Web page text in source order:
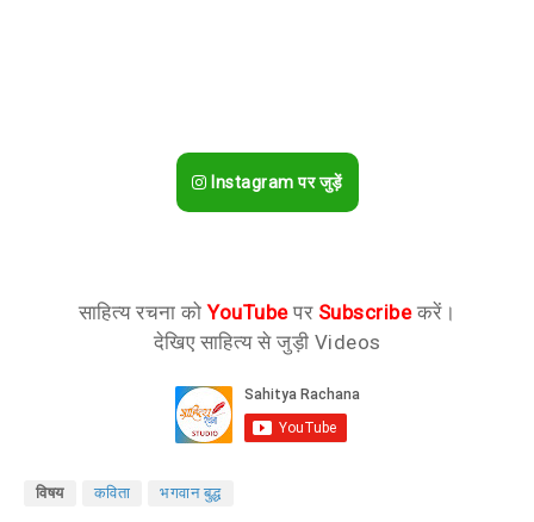
Instagram पर जुड़ें
साहित्य रचना कोYouTubeपर Subscribeकरें।
देखिए साहित्य से जुड़ी Videos
विषय कविता भगवान बुद्ध